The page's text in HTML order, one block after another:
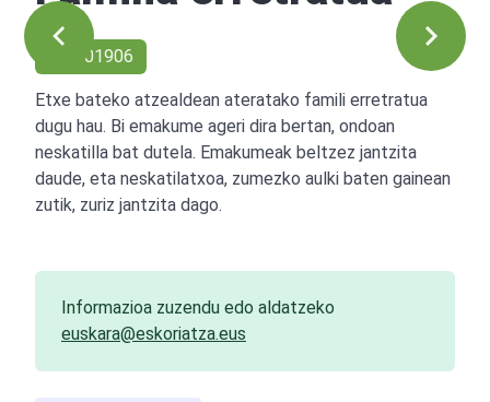
Ref: 01906
Etxe bateko atzealdean ateratako famili erretratua
dugu hau. Bi emakume ageri dira bertan, ondoan
neskatilla bat dutela. Emakumeak beltzez jantzita
daude, eta neskatilatxoa, zumezko aulki baten gainean
zutik, zuriz jantzita dago.
Informazioa zuzendu edo aldatzeko
euskara@eskoriatza.eus